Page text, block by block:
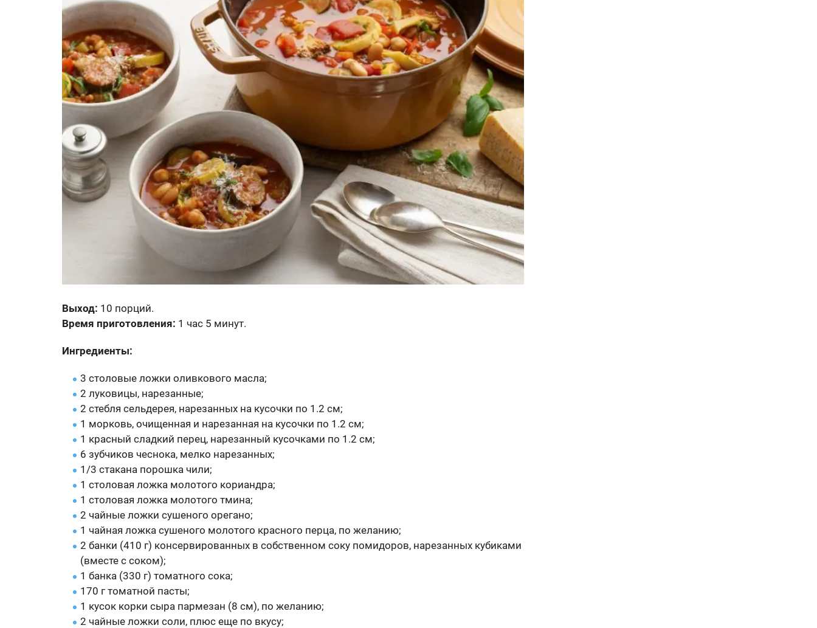
Выход: 10 порций.
Время приготовления: 1 час 5 минут.
Ингредиенты:
3 столовые ложки оливкового масла;
2 луковицы, нарезанные;
2 стебля сельдерея, нарезанных на кусочки по 1.2 см;
1 морковь, очищенная и нарезанная на кусочки по 1.2 см;
1 красный сладкий перец, нарезанный кусочками по 1.2 см;
6 зубчиков чеснока, мелко нарезанных;
1/3 стакана порошка чили;
1 столовая ложка молотого кориандра;
1 столовая ложка молотого тмина;
2 чайные ложки сушеного орегано;
1 чайная ложка сушеного молотого красного перца, по желанию;
2 банки (410 г) консервированных в собственном соку помидоров, нарезанных кубиками
(вместе с соком);
1 банка (330 г) томатного сока;
170 г томатной пасты;
1 кусок корки сыра пармезан (8 см), по желанию;
2 чайные ложки соли, плюс еще по вкусу;